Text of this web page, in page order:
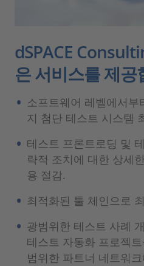
dSPACE
은 서비스를 제공
소프트웨어 레벨에서
지 첨단 테스트 시스템
테스트 프론트로딩 및
략적 조치에 대한 상세
용 절감.
최적화된 툴 체인으로
광범위한 테스트 사례
테스트 자동화 프로젝
범위한 파트너 네트워